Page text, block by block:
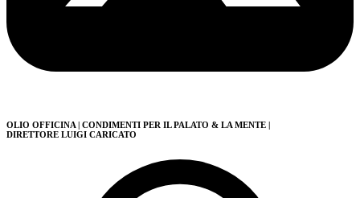
OLIO OFFICINA | CONDIMENTI PER IL PALATO & LA MENTE |
DIRETTORE LUIGI CARICATO